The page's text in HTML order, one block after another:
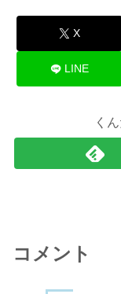
X
LINE
く
コメント